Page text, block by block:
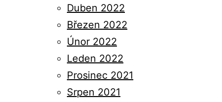
Duben 2022
Březen 2022
Únor 2022
Leden 2022
Prosinec 2021
Srpen 2021